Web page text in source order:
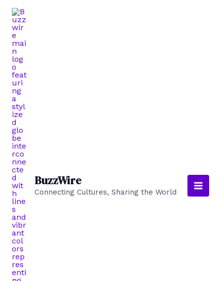
Skip
content
BuzzWire
Connecting Cultures, Sharing the World
Main